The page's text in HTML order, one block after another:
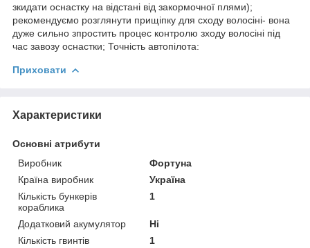
зкидати оснастку на відстані від закормочної плями);
рекомендуємо розглянути прищіпку для сходу волосіні- вона
дуже сильно зпростить процес контролю зходу волосіні під
час завозу оснастки; Точність автопілота:
Приховати
Характеристики
Основні атрибути
Виробник
Фортуна
Країна виробник
Україна
Кількість бункерів
кораблика
1
Додатковий акумулятор
Ні
Кількість гвинтів
1